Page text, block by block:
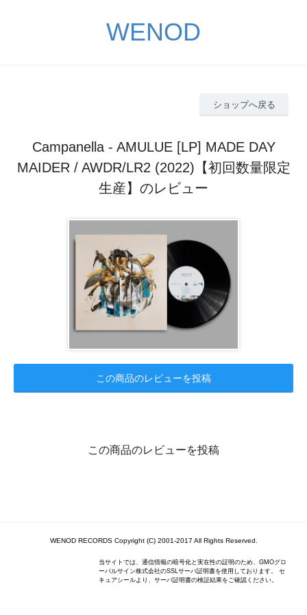
WENOD
ショップへ戻る
Campanella - AMULUE [LP] MADE DAY
MAIDER / AWDR/LR2 (2022)【初回数量限定
生産】のレビュー
この商品のレビューを投稿
この商品のレビューを投稿
WENOD RECORDS Copyright (C) 2001-2017 All Rights Reserved.
当サイトでは、通信情報の暗号化と実在性の証明のため、GMOグロ
ーバルサイン株式会社のSSLサーバ証明書を使用しております。 セ
キュアシールより、サーバ証明書の検証結果をご確認ください。